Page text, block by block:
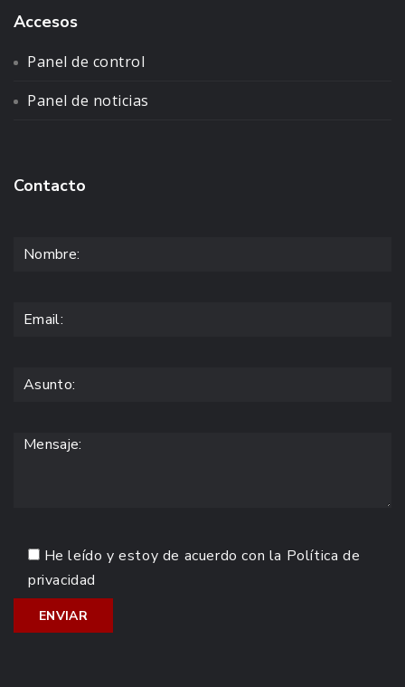
Accesos
Panel de control
Panel de noticias
Contacto
He leído y estoy de acuerdo con la Política de
privacidad